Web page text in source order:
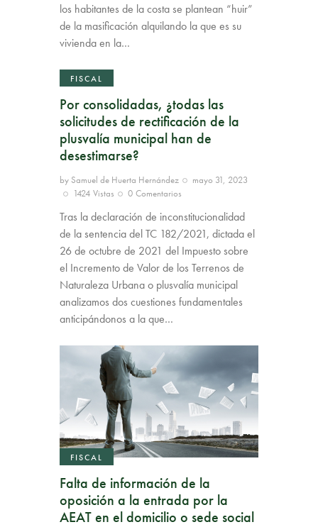
los habitantes de la costa se plantean “huir”
de la masificación alquilando la que es su
vivienda en la…
FISCAL
Por consolidadas, ¿todas las
solicitudes de rectificación de la
plusvalía municipal han de
desestimarse?
by Samuel de Huerta Hernández
mayo 31, 2023
1424 Vistas 0 Comentarios
Tras la declaración de inconstitucionalidad
de la sentencia del TC 182/2021, dictada el
26 de octubre de 2021 del Impuesto sobre
el Incremento de Valor de los Terrenos de
Naturaleza Urbana o plusvalía municipal
analizamos dos cuestiones fundamentales
anticipándonos a la que…
FISCAL
Falta de información de la
oposición a la entrada por la
AEAT en el domicilio o sede social